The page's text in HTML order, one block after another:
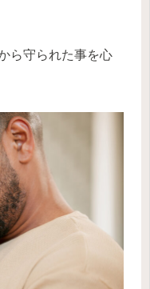
ら守られた事を心